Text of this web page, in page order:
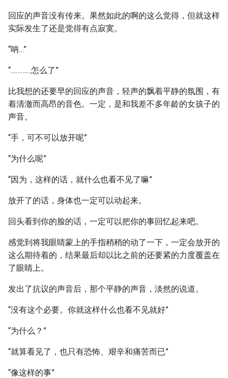
回应的声音没有传来。果然如此的啊的这么觉得，但就这样
实际发生了还是觉得有点寂寞。
“呐…”
“…………怎么了”
比我想的还要早的回应的声音，轻声的飘着平静的氛围，有
着清澈而高昂的音色。一定，是和我差不多年龄的女孩子的
声音。
“手，可不可以放开呢”
“为什么呢”
“因为，这样的话，就什么也看不见了嘛”
放开了的话，身体也一定可以动起来。
回头看到你的脸的话，一定可以把你的事回忆起来吧。
感觉到将我眼睛蒙上的手指稍稍的动了一下，一定会放开的
这么期待着的，结果最后却以比之前的还要紧的力度覆盖在
了眼睛上。
发出了抗议的声音后，那个平静的声音，淡然的说道。
“没有这个必要。你就这样什么也看不见就好”
“为什么？”
“就算看见了，也只有恐怖、艰辛和痛苦而已”
“像这样的事”